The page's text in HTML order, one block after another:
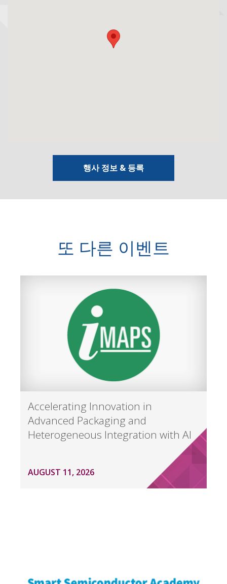
행사 정보 & 등록
또 다른 이벤트
Accelerating Innovation in
Advanced Packaging and
Heterogeneous Integration with AI
AUGUST 11, 2026